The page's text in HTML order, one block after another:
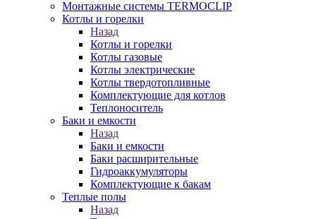
Монтажные системы TERMOCLIP
Котлы и горелки
Назад
Котлы и горелки
Котлы газовые
Котлы электрические
Котлы твердотопливные
Комплектующие для котлов
Теплоноситель
Баки и емкости
Назад
Баки и емкости
Баки расширительные
Гидроаккумуляторы
Комплектующие к бакам
Теплые полы
Назад